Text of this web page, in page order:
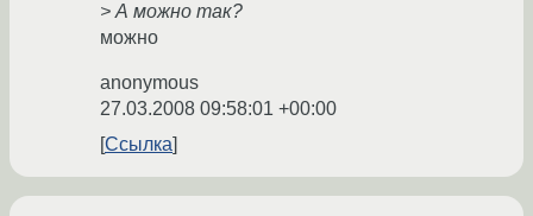
> А можно так?
можно
anonymous
27.03.2008 09:58:01 +00:00
Ссылка